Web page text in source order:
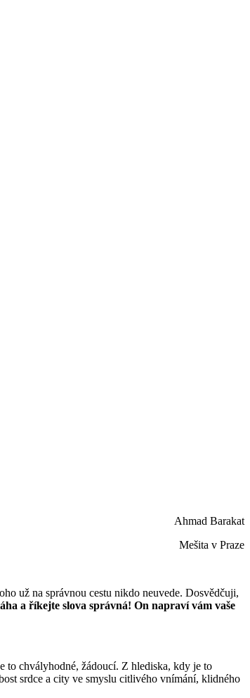
Ahmad Barakat
Mešita v Praze
už na správnou cestu nikdo neuvede. Dosvědčuji,
a říkejte slova správná! On napraví vám vaše
to chvályhodné, žádoucí. Z hlediska, kdy je to
srdce a city ve smyslu citlivého vnímání, klidného